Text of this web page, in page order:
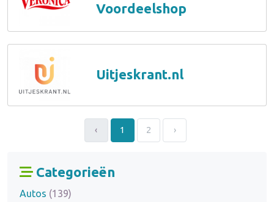
Voordeelshop
Uitjeskrant.nl
‹ 1 2 ›
Categorieën
Autos (139)